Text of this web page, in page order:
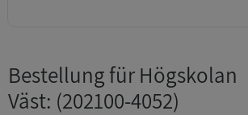
Bestellung für Högskolan
Väst: (202100-4052)